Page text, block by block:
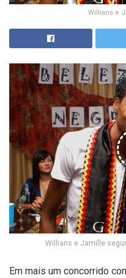
Willians e
Willians e Jamille
Em mais um concorrido